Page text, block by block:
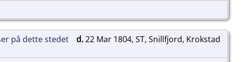
d.22 Mar 1804, ST, Snillfjord, Krokstad